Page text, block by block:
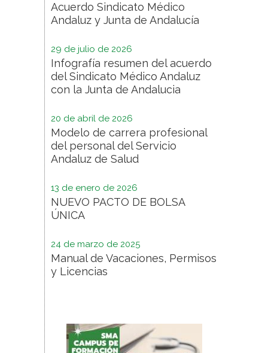
Acuerdo Sindicato Médico
Andaluz y Junta de Andalucía
29 de julio de 2026
Infografía resumen del acuerdo
del Sindicato Médico Andaluz
con la Junta de Andalucia
20 de abril de 2026
Modelo de carrera profesional
del personal del Servicio
Andaluz de Salud
13 de enero de 2026
NUEVO PACTO DE BOLSA
ÚNICA
24 de marzo de 2025
Manual de Vacaciones, Permisos
y Licencias